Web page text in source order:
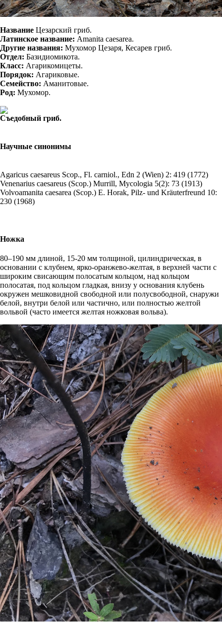
Название Цезарский гриб.
Латинское название: Amanita caesarea.
Другие названия: Мухомор Цезаря, Кесарев гриб.
Отдел: Базидиомикота.
Класс: Агарикомицеты.
Порядок: Агариковые.
Семейство: Аманитовые.
Род: Мухомор.
Съедобный гриб.
Научные синонимы
Agaricus caesareus Scop., Fl. carniol., Edn 2 (Wien) 2: 419 (1772)
Venenarius caesareus (Scop.) Murrill, Mycologia 5(2): 73 (1913)
Volvoamanita caesarea (Scop.) E. Horak, Pilz- und Kräuterfreund 10:
230 (1968)
Ножка
80–190 мм длиной, 15-20 мм толщиной, цилиндрическая, в
основании с клубнем, ярко-оранжево-желтая, в верхней части с
широким свисающим полосатым кольцом, над кольцом
полосатая, под кольцом гладкая, внизу у основания клубень
окружен мешковидной свободной или полусвободной, снаружи
белой, внутри белой или частично, или полностью желтой
вольвой (часто имеется желтая ножковая вольва).